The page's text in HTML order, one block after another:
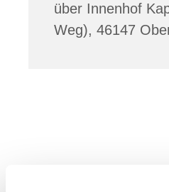
über Innenhof
Weg), 46147